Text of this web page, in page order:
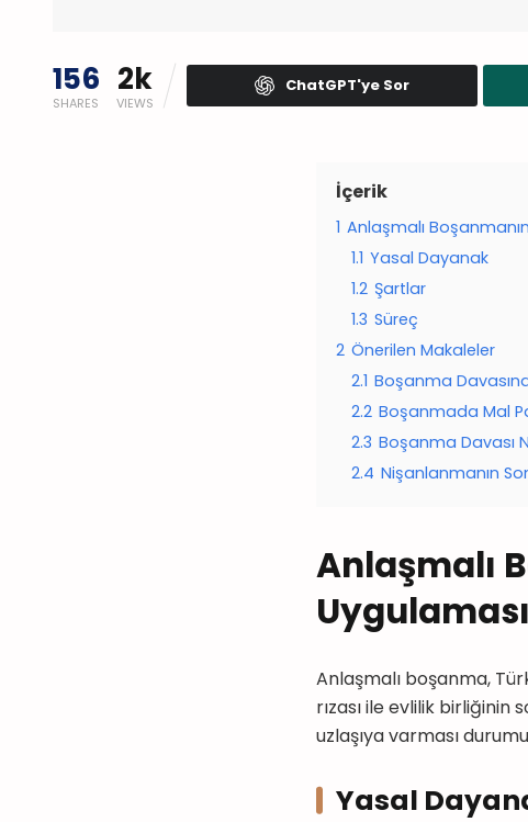
156
SHARES
2k
VIEWS
ChatGPT'ye Sor
İçerik
1 Anlaşmalı
1.1 Yasal Dayanak
1.2 Şartlar
1.3 Süreç
2 Önerilen Makaleler
2.1 Boşanma
2.2 Boşanmada Mal
2.3 Boşanma Davası
2.4 Nişanlanmanın
Anlaşmalı
Uygulaması
Anlaşmalı boşanma,
rızası ile evlilik
uzlaşıya varması
Yasal